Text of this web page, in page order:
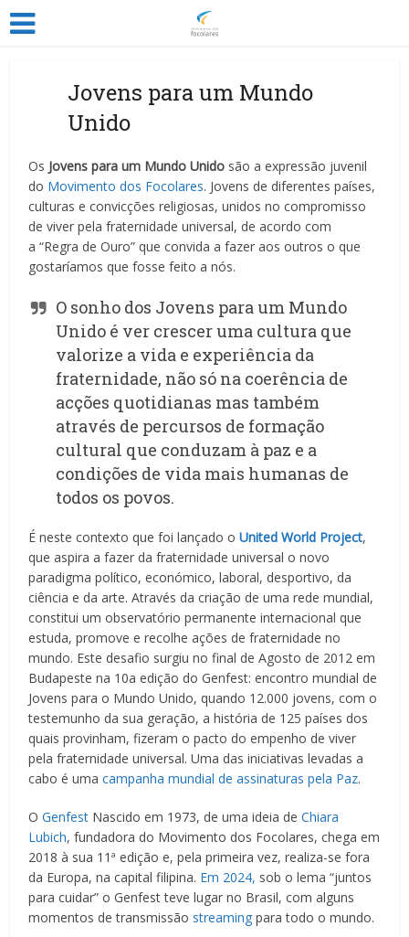
Jovens para um Mundo
Unido
Os Jovens para um Mundo Unido são a expressão juvenil
do Movimento dos Focolares. Jovens de diferentes países,
culturas e convicções religiosas, unidos no compromisso
de viver pela fraternidade universal, de acordo com
a “Regra de Ouro” que convida a fazer aos outros o que
gostaríamos que fosse feito a nós.
O sonho dos Jovens para um Mundo
Unido é ver crescer uma cultura que
valorize a vida e experiência da
fraternidade, não só na coerência de
acções quotidianas mas também
através de percursos de formação
cultural que conduzam à paz e a
condições de vida mais humanas de
todos os povos.
É neste contexto que foi lançado oUnited World Project,
que aspira a fazer da fraternidade universal o novo
paradigma político, económico, laboral, desportivo, da
ciência e da arte. Através da criação de uma rede mundial,
constitui um observatório permanente internacional que
estuda, promove e recolhe ações de fraternidade no
mundo. Este desafio surgiu no final de Agosto de 2012 em
Budapeste na 10a edição do Genfest: encontro mundial de
Jovens para o Mundo Unido, quando 12.000 jovens, com o
testemunho da sua geração, a história de 125 países dos
quais provinham, fizeram o pacto do empenho de viver
pela fraternidade universal. Uma das iniciativas levadas a
cabo é umacampanha mundial de assinaturas pela Paz.
OGenfest Nascido em 1973, de uma ideia deChiara
Lubich, fundadora do Movimento dos Focolares, chega em
2018 à sua 11ª edição e, pela primeira vez, realiza-se fora
da Europa, na capital filipina. Em 2024, sob o lema “juntos
para cuidar” o Genfest teve lugar no Brasil, com alguns
momentos de transmissão streaming para todo o mundo.